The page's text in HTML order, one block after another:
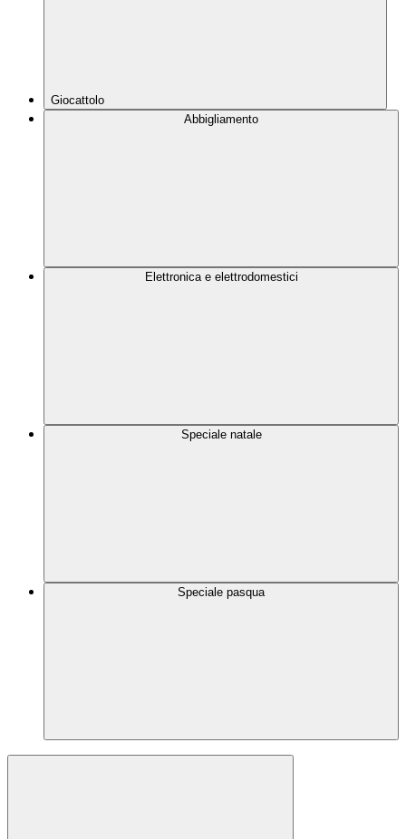
Giocattolo
Abbigliamento
Elettronica e elettrodomestici
Speciale natale
Speciale pasqua